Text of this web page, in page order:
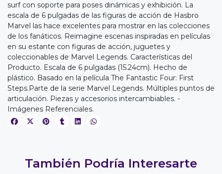
correo y
por
surf con soporte para poses dinámicas y exhibición. La
escala de 6 pulgadas de las figuras de acción de Hasbro
Marvel las hace excelentes para mostrar en las colecciones
de los fanáticos. Reimagine escenas inspiradas en películas
en su estante con figuras de acción, juguetes y
coleccionables de Marvel Legends. Características del
Producto. Escala de 6 pulgadas (15.24cm). Hecho de
plástico. Basado en la película The Fantastic Four: First
Steps.Parte de la serie Marvel Legends. Múltiples puntos de
articulación. Piezas y accesorios intercambiables. -
Imágenes Referenciales.
También Podría Interesarte